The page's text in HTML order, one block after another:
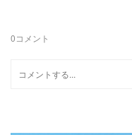
0コメント